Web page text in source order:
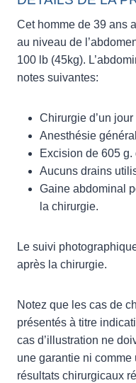
Cet homme de 39 ans
au niveau de
100 lb (45kg).
notes suivantes:
Chirurgie d’un
Anesthésie
Excision de 605
Aucuns drains
Gaine abdominal
la chirurgie.
Le suivi
après la chirurgie.
Notez que les cas de
présentés à titre
cas d’illustration ne
une garantie ni
résultats chirurgicaux